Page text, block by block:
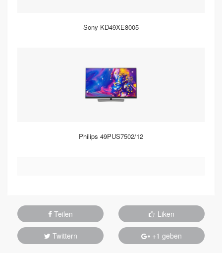
Sony KD49XE8005
Philips 49PUS7502/12
Teilen Liken
Twittern +1 geben